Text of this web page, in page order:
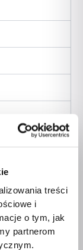
treści
i
o tym, jak
partnerom